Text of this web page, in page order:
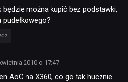
będzie można kupić bez podstawki,
pudełkowego?
2010 o 17:47
AoC na X360, co go tak hucznie